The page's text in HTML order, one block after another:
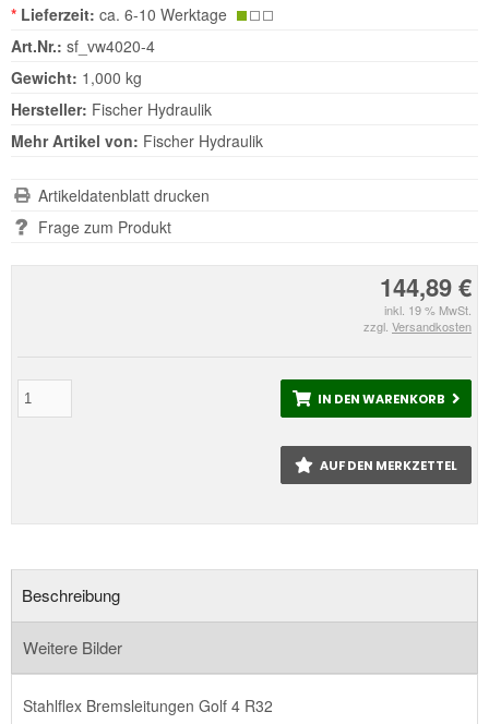
144,89 €
inkl. 19 % MwSt.
zzgl. Versandkosten
IN DEN WARENKORB
AUF DEN MERKZETTEL
* Lieferzeit: ca. 6-10 Werktage
Art.Nr.: sf_vw4020-4
Gewicht: 1,000 kg
Hersteller: Fischer Hydraulik
Mehr Artikel von: Fischer Hydraulik
Artikeldatenblatt drucken
Frage zum Produkt
Beschreibung
Weitere Bilder
Stahlflex Bremsleitungen Golf 4 R32